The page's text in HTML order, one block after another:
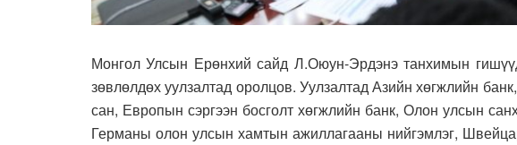
Монгол Улсын Ерөнхий сайд Л.Оюун-Эрдэнэ танхимын
зөвлөлдөх уулзалтад оролцов. Уулзалтад Азийн хөгжлийн
сан, Европын сэргээн босголт хөгжлийн банк, Олон улсын
Германы олон улсын хамтын ажиллагааны нийгэмлэг,